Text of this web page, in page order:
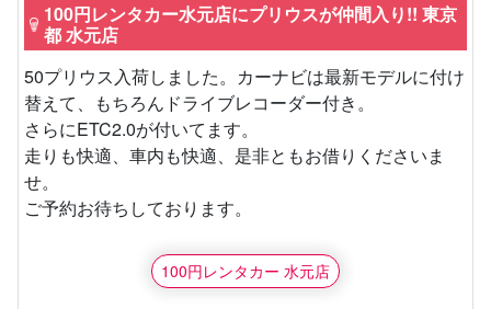
100円レンタカー水元店にプリウスが仲間入り!! 東京
都 水元店
50プリウス入荷しました。カーナビは最新モデルに付け
替えて、もちろんドライブレコーダー付き。
さらにETC2.0が付いてます。
走りも快適、車内も快適、是非ともお借りくださいま
せ。
ご予約お待ちしております。
100円レンタカー 水元店